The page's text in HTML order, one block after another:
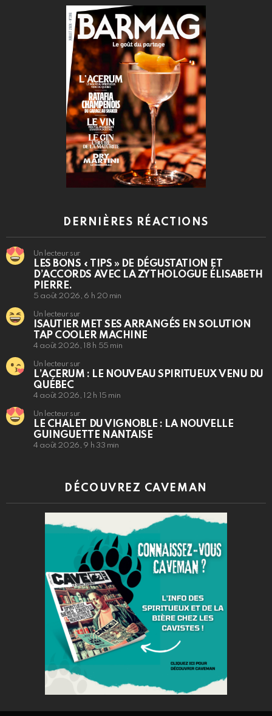
DERNIÈRES RÉACTIONS
Un lecteur sur
LES BONS « TIPS » DE DÉGUSTATION ET
D’ACCORDS AVEC LA ZYTHOLOGUE ÉLISABETH
PIERRE.
5 août 2026, 6 h 20 min
Un lecteur sur
ISAUTIER MET SES ARRANGÉS EN SOLUTION
TAP COOLER MACHINE
4 août 2026, 18 h 55 min
Un lecteur sur
L’ACERUM : LE NOUVEAU SPIRITUEUX VENU DU
QUÉBEC
4 août 2026, 12 h 15 min
Un lecteur sur
LE CHALET DU VIGNOBLE : LA NOUVELLE
GUINGUETTE NANTAISE
4 août 2026, 9 h 33 min
DÉCOUVREZ CAVEMAN